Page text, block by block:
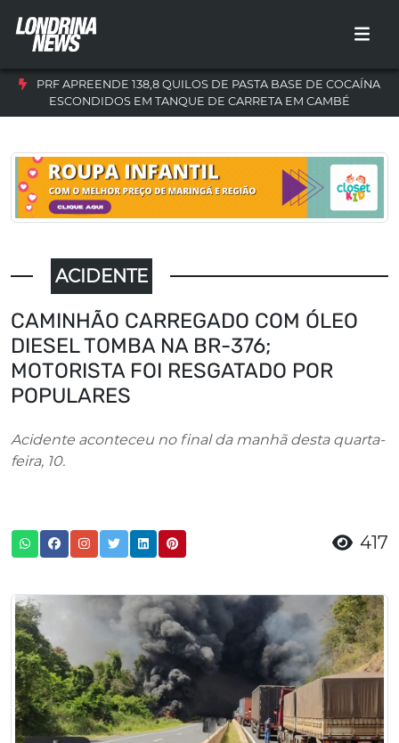
PRF APREENDE 138,8 QUILOS DE PASTA BASE DE COCAÍNA
ESCONDIDOS EM TANQUE DE CARRETA EM CAMBÉ
ACIDENTE
CAMINHÃO CARREGADO COM ÓLEO
DIESEL TOMBA NA BR-376;
MOTORISTA FOI RESGATADO POR
POPULARES
Acidente aconteceu no final da manhã desta quarta-
feira, 10.
417